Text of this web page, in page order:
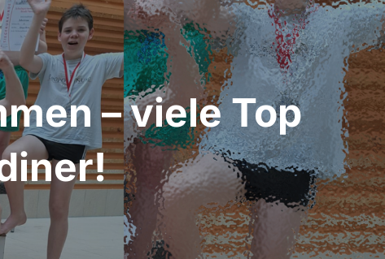
– viele Top